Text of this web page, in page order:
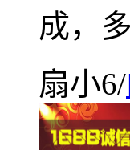
成，
扇小6/